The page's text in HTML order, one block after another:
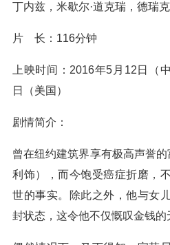
丁内兹，米歇尔·道克瑞，德瑞
片 长：116分钟
上映时间：2016年5月12日（
日（美国）
剧情简介：
曾在纽约建筑界享有极高声誉的
利饰），而今饱受癌症折磨，
世的事实。除此之外，他与女
封状态，这令他不仅慨叹金钱的